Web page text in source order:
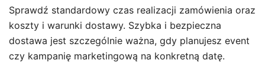
Sprawdź standardowy czas realizacji zamówienia oraz
koszty i warunki dostawy. Szybka i bezpieczna
dostawa jest szczególnie ważna, gdy planujesz event
czy kampanię marketingową na konkretną datę.